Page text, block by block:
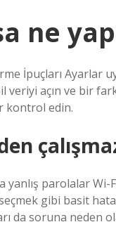
ne
İpuçları Ayarlar
açın ve bir
kontrol edin.
yanlış parolalar
gibi basit
da soruna neden